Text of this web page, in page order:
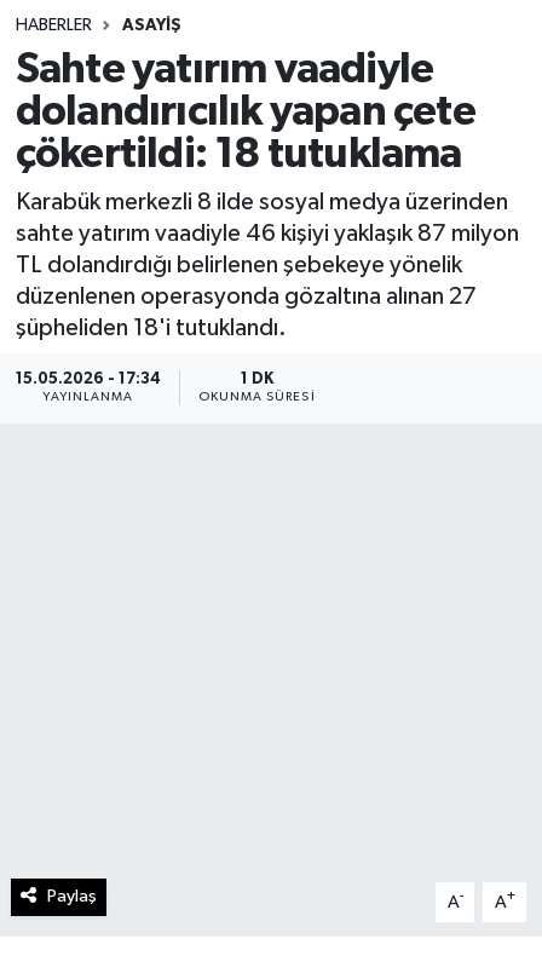
HABERLER ASAYIŞ
Sahte yatırım vaadiyle
dolandırıcılık yapan çete
çökertildi: 18 tutuklama
Karabük merkezli 8 ilde sosyal medya üzerinden
sahte yatırım vaadiyle 46 kişiyi yaklaşık 87 milyon
TL dolandırdığı belirlenen şebekeye yönelik
düzenlenen operasyonda gözaltına alınan 27
şüpheliden 18'i tutuklandı.
15.05.2026 - 17:34
YAYINLANMA
1 DK
OKUNMA SÜRESI
Paylaş A- A+
Spor
Teknoloji
Yaşam